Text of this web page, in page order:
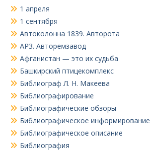
1 апреля
1 сентября
Автоколонна 1839. Авторота
АРЗ. Авторемзавод
Афганистан — это их судьба
Башкирский птицекомплекс
Библиограф Л. Н. Макеева
Библиографирование
Библиографические обзоры
Библиографическое информирование
Библиографическое описание
Библиография